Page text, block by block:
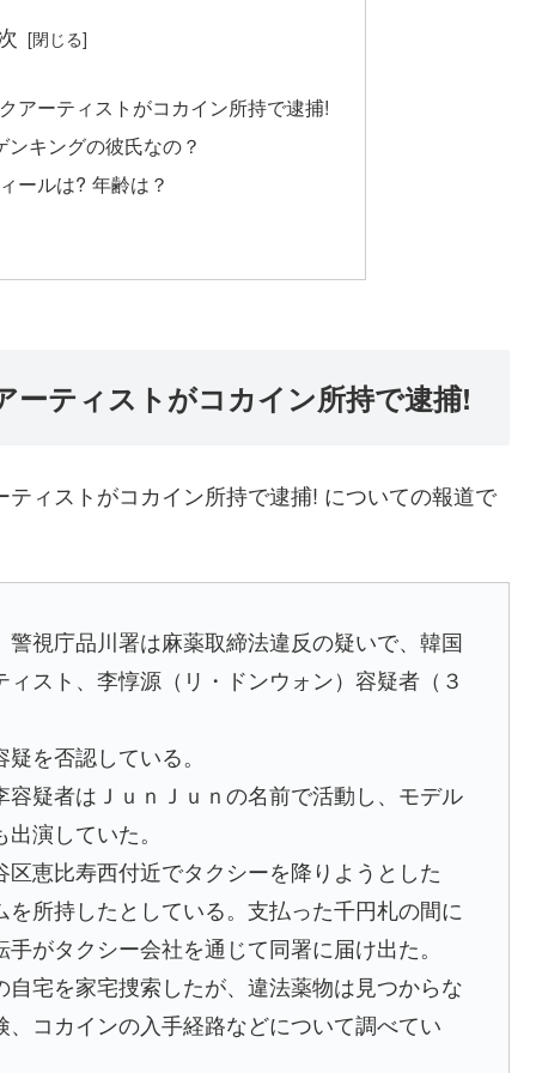
アーティストがコカイン所持で逮捕!
キングの彼氏なの？
ールは? 年齢は？
ーティストがコカイン所持で逮捕!
ィストがコカイン所持で逮捕! についての報道で
視庁品川署は麻薬取締法違反の疑いで、韓国
スト、李惇源（リ・ドンウォン）容疑者（３
を否認している。
疑者はＪｕｎＪｕｎの名前で活動し、モデル
演していた。
恵比寿西付近でタクシーを降りようとした
所持したとしている。支払った千円札の間に
がタクシー会社を通じて同署に届け出た。
宅を家宅捜索したが、違法薬物は見つからな
コカインの入手経路などについて調べてい